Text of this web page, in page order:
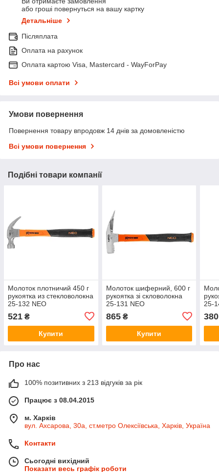
або гроші повернуться на вашу картку
Детальніше
Післяплата
Оплата на рахунок
Оплата картою Visa, Mastercard - WayForPay
Всі умови оплати
Умови повернення
Повернення товару впродовж 14 днів за домовленістю
Всі умови повернення
Подібні товари компанії
Молоток плотничий 450 г
рукоятка из стекловолокна
25-132 NEO
521 ₴
Купити
Молоток шиферний, 600 г
рукоятка зі скловолокна
25-131 NEO
865₴
Купити
25-
380
Про нас
100% позитивних з 213 відгуків за рік
Працює з 08.04.2015
м. Харків
вул. Ахсарова, 30а, ст.метро Олексіївська, Харків, Україна
Контакти
Сьогодні вихідний
Показати весь графік роботи